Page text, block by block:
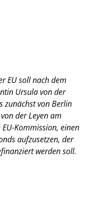
EU soll nach dem
Ursula von der
zunächst von Berlin
der Leyen am
Kommission, einen
aufzusetzen, der
werden soll.